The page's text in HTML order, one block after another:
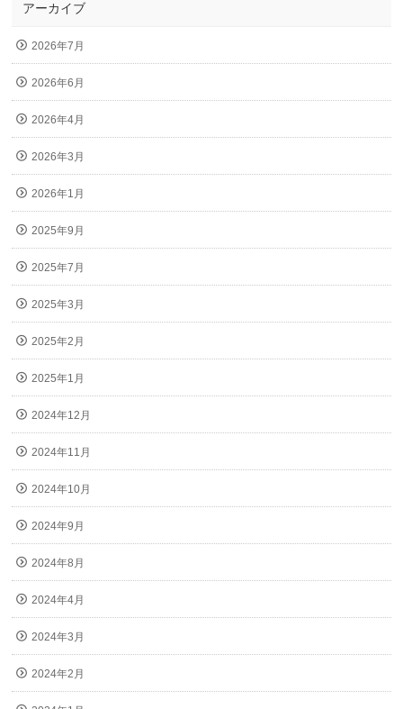
アーカイブ
2026年7月
2026年6月
2026年4月
2026年3月
2026年1月
2025年9月
2025年7月
2025年3月
2025年2月
2025年1月
2024年12月
2024年11月
2024年10月
2024年9月
2024年8月
2024年4月
2024年3月
2024年2月